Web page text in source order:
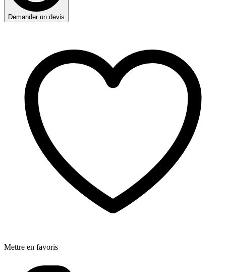
Demander un devis
Mettre en favoris